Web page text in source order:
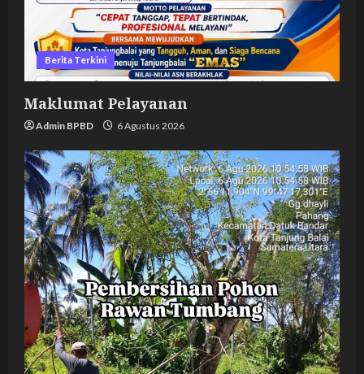
Berita Terkini
Maklumat Pelayanan
Admin BPBD 6 Agustus 2026